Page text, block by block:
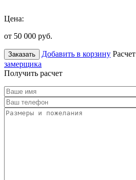
Цена:
от 50 000 руб.
Заказать Добавить в корзину
замерщика
Получить расчет